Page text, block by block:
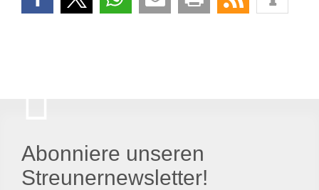
Abonniere unseren
Streunernewsletter!